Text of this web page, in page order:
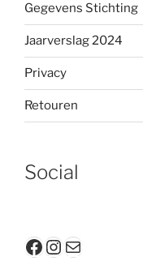
Gegevens Stichting
Jaarverslag 2024
Privacy
Retouren
Social
Facebook
Instagram
E-mail